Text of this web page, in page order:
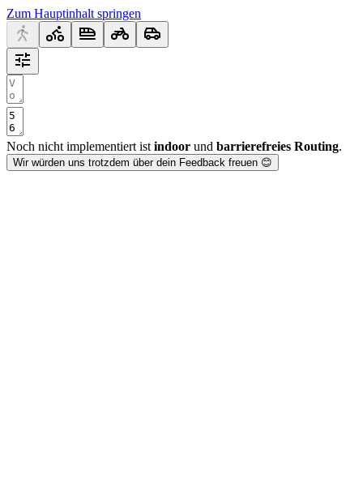
Zum Hauptinhalt springen
Noch nicht implementiert ist indoor und barrierefreies Routing.
Wir würden uns trotzdem über dein Feedback freuen 😊